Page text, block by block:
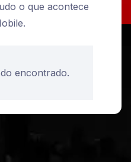
o que acontece
encontrado.